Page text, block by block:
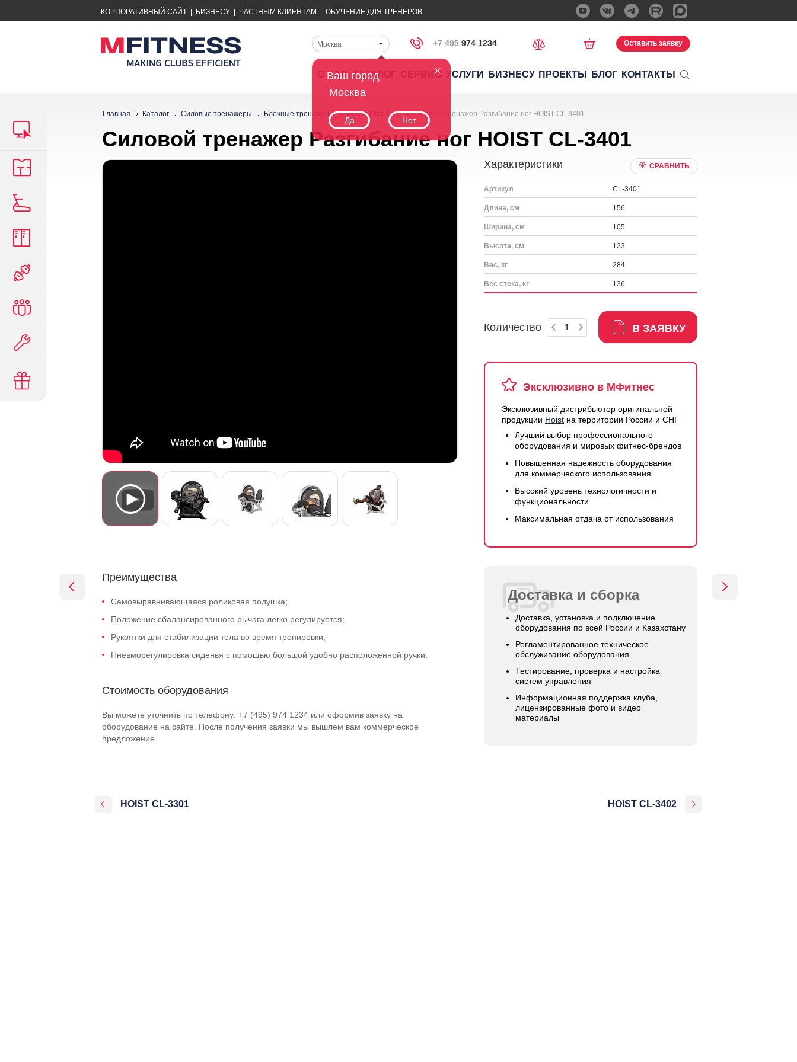
КОРПОРАТИВНЫЙ САЙТ БИЗНЕСУ ЧАСТНЫМ КЛИЕНТАМ ОБУЧЕНИЕ ДЛЯ ТРЕНЕРОВ
Ваш город
Москва
Да Нет
Москва +7 495 974 1234 Оставить заявку
О НАС КАТАЛОГ СЕРВИС УСЛУГИ БИЗНЕСУ ПРОЕКТЫ БЛОГ КОНТАКТЫ
Главная Каталог Силовые тренажеры Блочные тренажеры HOIST Club Line Силовой тренажер Разгибание ног HOIST CL-3401
Силовой тренажер Разгибание ног HOIST CL-3401
Характеристики СРАВНИТЬ
Артикул CL-3401
Длина, см 156
Ширина, см 105
Высота, см 123
Вес, кг 284
Вес стека, кг 136
Количество В ЗАЯВКУ
Эксклюзивно в МФитнес
Эксклюзивный дистрибьютор оригинальной
продукции Hoist на территории России и СНГ
Лучший выбор профессионального
оборудования и мировых фитнес-брендов
Повышенная надежность оборудования
для коммерческого использования
Высокий уровень технологичности и
функциональности
Максимальная отдача от использования
Доставка и сборка
Доставка, установка и подключение
оборудования по всей России и Казахстану
Регламентированное техническое
обслуживание оборудования
Тестирование, проверка и настройка
систем управления
Информационная поддержка клуба,
лицензированные фото и видео
материалы
Преимущества
Самовыравнивающаяся роликовая подушка;
Положение сбалансированного рычага легко регулируется;
Рукоятки для стабилизации тела во время тренировки;
Пневморегулировка сиденья с помощью большой удобно расположенной ручки.
Стоимость оборудования
Вы можете уточнить по телефону: +7 (495) 974 1234 или оформив заявку на
оборудование на сайте. После получения заявки мы вышлем вам коммерческое
предложение.
HOIST CL-3301 HOIST CL-3402